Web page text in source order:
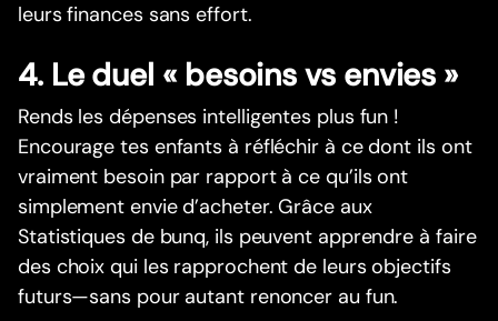
leurs finances sans effort.
4. Le duel « besoins vs envies »
Rends les dépenses intelligentes plus fun !
Encourage tes enfants à réfléchir à ce dont ils ont
vraiment besoin par rapport à ce qu’ils ont
simplement envie d’acheter. Grâce aux
Statistiques de bunq, ils peuvent apprendre à faire
des choix qui les rapprochent de leurs objectifs
futurs—sans pour autant renoncer au fun.